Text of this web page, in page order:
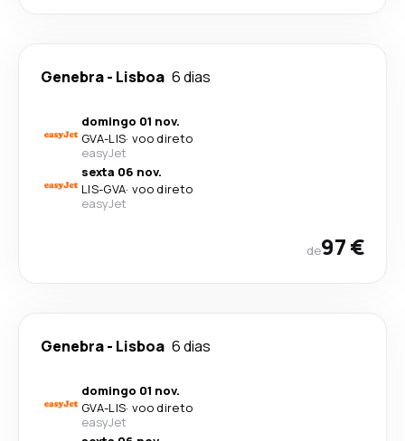
Genebra- Lisboa 6 dias
domingo 01 nov.
GVA-LIS· voo direto
easyJet
sexta 06 nov.
LIS-GVA· voo direto
easyJet
de97 €
Genebra- Lisboa 6 dias
domingo 01 nov.
GVA-LIS· voo direto
easyJet